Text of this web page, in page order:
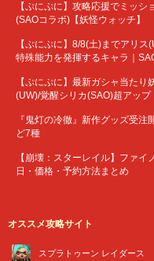
【ぷにぷに】攻略応援でミッ
(SAOコラボ)【妖怪ウォッチ】
【ぷにぷに】8/8(土)までアリ
特殊能力を発揮するキャラ｜
【ぷにぷに】最新ガシャ当た
(UW)/覚醒シリカ(SAO)超アップ
『鬼灯の冷徹』新作グッズ受
ど7種
【崩壊：スターレイル】ファ
日・価格・予約方法まとめ
オススメ攻略サイト
スプラトゥーン レイダース